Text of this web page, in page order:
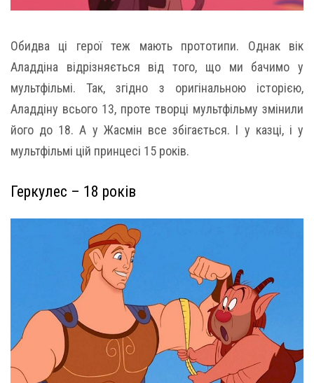
Обидва ці герої теж мають прототипи. Однак вік
Аладдіна відрізняється від того, що ми бачимо у
мультфільмі. Так, згідно з оригінальною історією,
Аладдіну всього 13, проте творці мультфільму змінили
його до 18. А у Жасмін все збігається. І у казці, і у
мультфільмі цій принцесі 15 років.
Геркулес – 18 років